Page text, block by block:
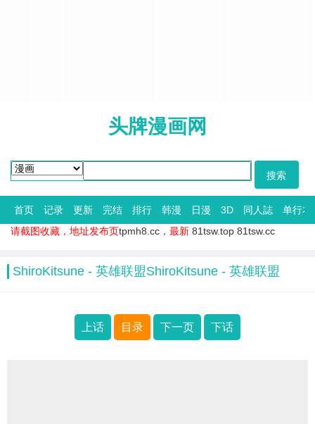
头牌漫画网
首页 记录 更新 完结 排行 韩漫 日漫 3D 同人誌
单行本
请截图收藏，地址发布页tpmh8.cc ，最新 81tsw.top 81tsw.cc
ShiroKitsune - 英雄联盟ShiroKitsune - 英雄联盟
上话 目录 下一页 下话